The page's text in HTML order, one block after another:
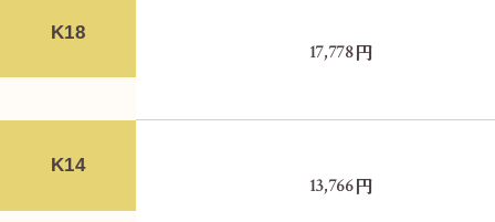
K18
17,778円
K14
13,766円